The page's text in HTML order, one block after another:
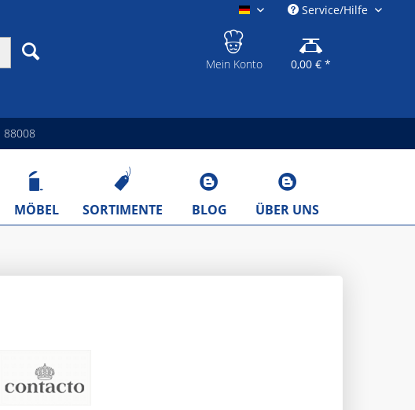
gastronomieshop.eu
Service/Hilfe
Mein Konto 0,00 € *
88008
MÖBEL SORTIMENTE BLOG ÜBER UNS